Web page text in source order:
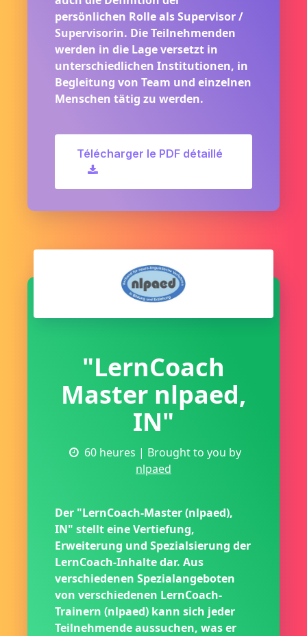
persönlichen Rolle als Supervisor /
Supervisorin. Die Teilnehmenden
werden in die Lage versetzt in
unterschiedlichen Institutionen, in
Begleitung von Team und einzelnen
Menschen tätig zu werden.
Télécharger le PDF détaillé
"LernCoach
Master nlpaed,
IN"
60 heures | Brought to you by
nlpaed
Der "LernCoach-Master (nlpaed),
IN" stellt eine Vertiefung,
Erweiterung und Spezialsierung der
LernCoach-Inhalte dar. Aus
verschiedenen Spezialangeboten
von verschiedenen LernCoach-
Trainern (nlpaed) kann sich jeder
Teilnehmende aussuchen, was er